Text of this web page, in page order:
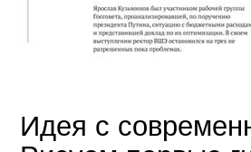
Идея с